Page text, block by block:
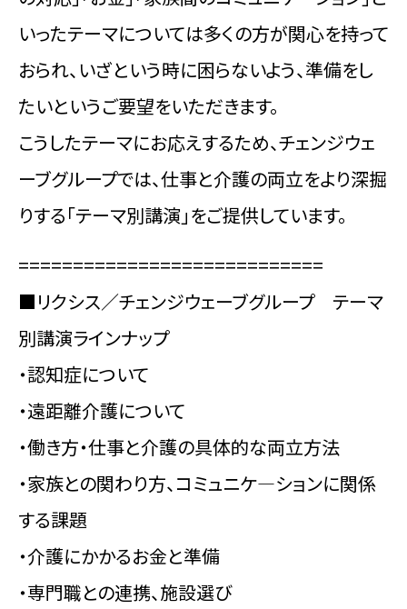
いったテーマについては多くの方が関心を持って
おられ、いざという時に困らないよう、準備をし
たいというご要望をいただきます。
こうしたテーマにお応えするため、チェンジウェ
ーブグループでは、仕事と介護の両立をより深掘
りする「テーマ別講演」をご提供しています。
============================
■リクシス／チェンジウェーブグループ テーマ
別講演ラインナップ
・認知症について
・遠距離介護について
・働き方・仕事と介護の具体的な両立方法
・家族との関わり方、コミュニケ―ションに関係
する課題
・介護にかかるお金と準備
・専門職との連携、施設選び